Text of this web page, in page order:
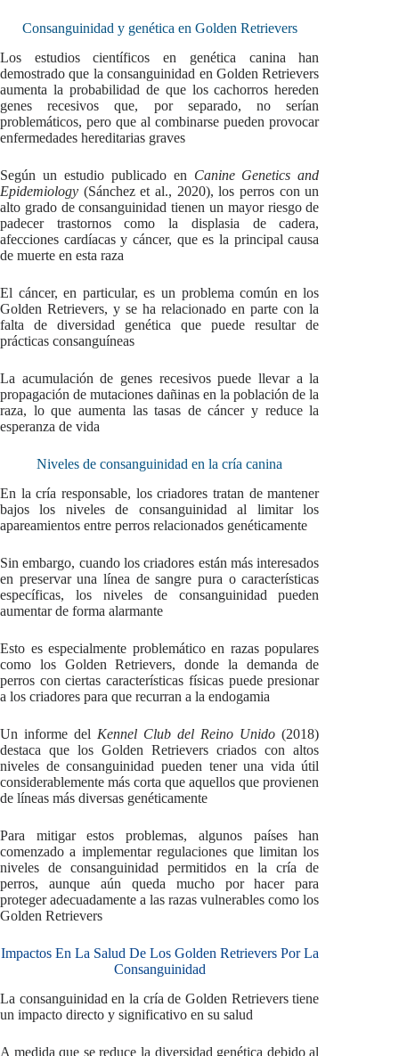
Consanguinidad y genética en Golden Retrievers
Los estudios científicos en genética canina han
demostrado que la consanguinidad en Golden Retrievers
aumenta la probabilidad de que los cachorros hereden
genes recesivos que, por separado, no serían
problemáticos, pero que al combinarse pueden provocar
enfermedades hereditarias graves
Según un estudio publicado en Canine Genetics and
Epidemiology (Sánchez et al., 2020), los perros con un
alto grado de consanguinidad tienen un mayor riesgo de
padecer trastornos como la displasia de cadera,
afecciones cardíacas y cáncer, que es la principal causa
de muerte en esta raza
El cáncer, en particular, es un problema común en los
Golden Retrievers, y se ha relacionado en parte con la
falta de diversidad genética que puede resultar de
prácticas consanguíneas
La acumulación de genes recesivos puede llevar a la
propagación de mutaciones dañinas en la población de la
raza, lo que aumenta las tasas de cáncer y reduce la
esperanza de vida
Niveles de consanguinidad en la cría canina
En la cría responsable, los criadores tratan de mantener
bajos los niveles de consanguinidad al limitar los
apareamientos entre perros relacionados genéticamente
Sin embargo, cuando los criadores están más interesados
en preservar una línea de sangre pura o características
específicas, los niveles de consanguinidad pueden
aumentar de forma alarmante
Esto es especialmente problemático en razas populares
como los Golden Retrievers, donde la demanda de
perros con ciertas características físicas puede presionar
a los criadores para que recurran a la endogamia
Un informe del Kennel Club del Reino Unido (2018)
destaca que los Golden Retrievers criados con altos
niveles de consanguinidad pueden tener una vida útil
considerablemente más corta que aquellos que provienen
de líneas más diversas genéticamente
Para mitigar estos problemas, algunos países han
comenzado a implementar regulaciones que limitan los
niveles de consanguinidad permitidos en la cría de
perros, aunque aún queda mucho por hacer para
proteger adecuadamente a las razas vulnerables como los
Golden Retrievers
Impactos En La Salud De Los Golden Retrievers Por La
Consanguinidad
La consanguinidad en la cría de Golden Retrievers tiene
un impacto directo y significativo en su salud
A medida que se reduce la diversidad genética debido al